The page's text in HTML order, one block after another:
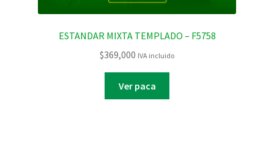
ESTANDAR MIXTA TEMPLADO – F5758
$369,000 IVA incluido
Ver paca